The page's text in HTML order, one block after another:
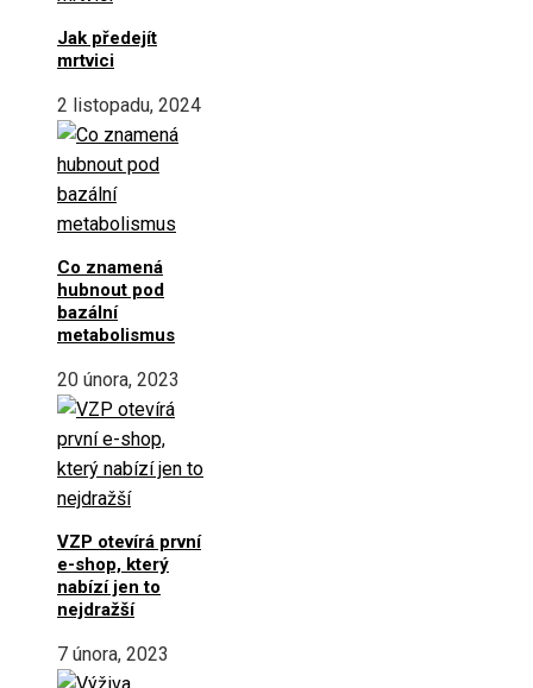
Jak předejít
mrtvici
2 listopadu, 2024
Co znamená
hubnout pod
bazální
metabolismus
20 února, 2023
VZP otevírá první
e-shop, který
nabízí jen to
nejdražší
7 února, 2023